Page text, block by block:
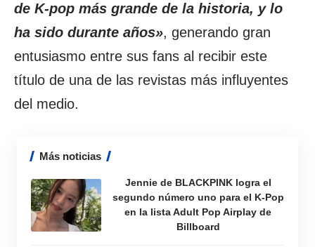
de K-pop más grande de la historia, y lo
ha sido durante años», generando gran
entusiasmo entre sus fans al recibir este
título de una de las revistas más influyentes
del medio.
Más noticias
Jennie de BLACKPINK logra el
segundo número uno para el K-Pop
en la lista Adult Pop Airplay de
Billboard